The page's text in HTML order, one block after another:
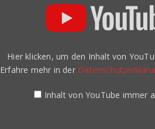
Hier klicken, um den Inhalt von
Erfahre mehr in der
Inhalt von YouTube immer